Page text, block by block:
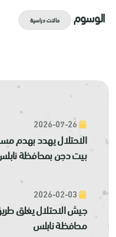
الوسوم حالات دراسية
الاحتلال يهدد بهدم
بيت دجن بمحافظة
جيش الاحتلال يغلق
محافظة نابلس